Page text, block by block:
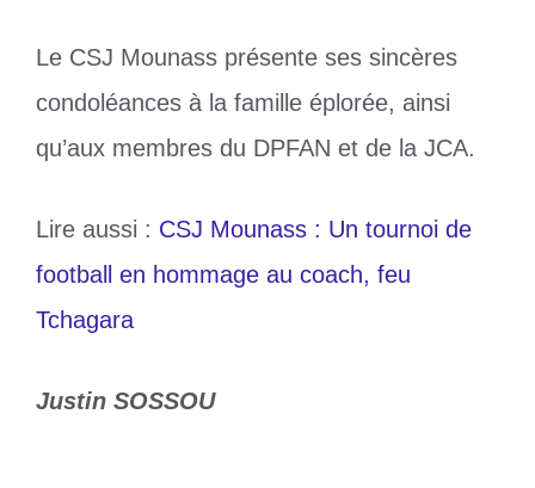
Le CSJ Mounass présente ses sincères
condoléances à la famille éplorée, ainsi
qu’aux membres du DPFAN et de la JCA.
Lire aussi : CSJ Mounass : Un tournoi de
football en hommage au coach, feu
Tchagara
Justin SOSSOU